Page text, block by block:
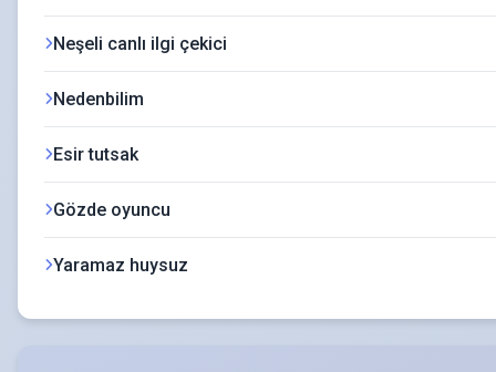
Neşeli canlı ilgi çekici
Nedenbilim
Esir tutsak
Gözde oyuncu
Yaramaz huysuz